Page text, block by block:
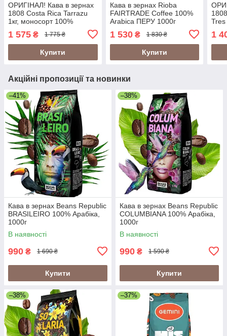
ОРИГІНАЛ! Кава в зернах
1808 Costa Rica Tarrazu
1кг, моносорт 100%
обсмажування з
кислинкою, Іспанія
1 575 ₴ 1 775 ₴
Купити
Кава в зернах Rioba
FAIRTRADE Coffee 100%
Arabica ПЕРУ 1000г
1 530₴ 1 830 ₴
Купити
Tres
1
Акційні пропозиції та новинки
–41%
Кава в зернах Beans Republic
BRASILEIRO 100% Арабіка,
1000г
В наявності
990 ₴ 1 690 ₴
Купити
–38%
Кава в зернах Beans Republic
COLUMBIANA 100% Арабіка,
1000г
В наявності
990 ₴ 1 590 ₴
Купити
–38% –37%